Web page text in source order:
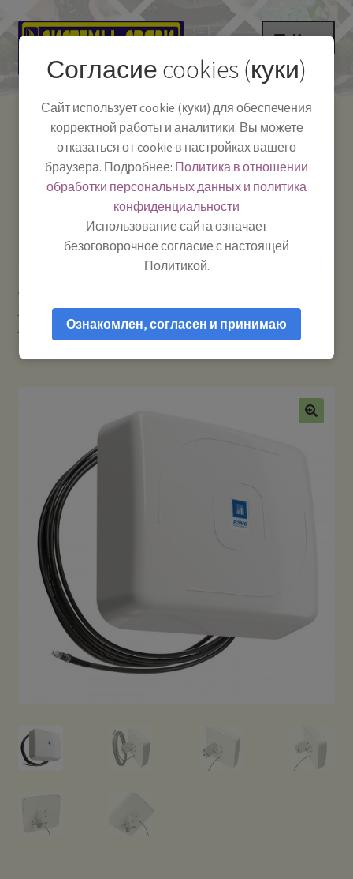
Перейти
навигации
Перейти
содержимому
Меню
Как пользоваться
Полезная информация
Мой аккаунт
Системы Связи:
г. Красноярск, ул.
Работаем:Пн-Пт:
10:00–18:00
-
Телефон:+7-
391-249-1040
Тел.|WA|Telegram:
+79029904090
интернета
Антенны для усиления сотового сигнала GSM /
3G / 4G / Wi-Fi
Антенна панельная BAS-2337 Combi FLAT
800/1800-2700
Согласие cookies (куки)
Сайт использует cookie (куки) для обеспечения
корректной работы и аналитики. Вы можете
отказаться от cookie в настройках вашего
браузера. Подробнее: Политика в отношении
обработки персональных данных и политика
конфиденциальности
Использование сайта означает
безоговорочное согласие с настоящей
Политикой.
Ознакомлен, согласен и принимаю